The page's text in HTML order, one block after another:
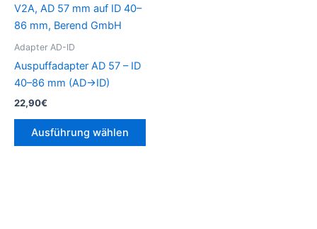
Adapter AD-ID
Auspuffadapter AD 57 – ID
40–86 mm (AD→ID)
22,90€
Ausführung wählen
auf